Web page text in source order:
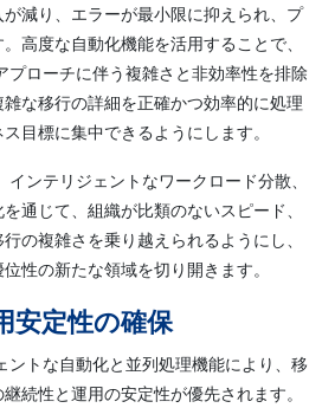
減り、エラーが最小限に抑えられ、プ
高度な自動化機能を活用することで、
ローチに伴う複雑さと非効率性を排除
な移行の詳細を正確かつ効率的に処理
目標に集中できるようにします。
ンテリジェントなワークロード分散、
通じて、組織が比類のないスピード、
の複雑さを乗り越えられるようにし、
性の新たな領域を切り開きます。
安定性の確保
トな自動化と並列処理機能により、移
続性と運用の安定性が優先されます。